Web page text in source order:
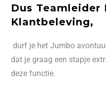
Dus Teamleider
Klantbeleving,
durf je het Jumbo
dat je graag een stapje
deze functie.